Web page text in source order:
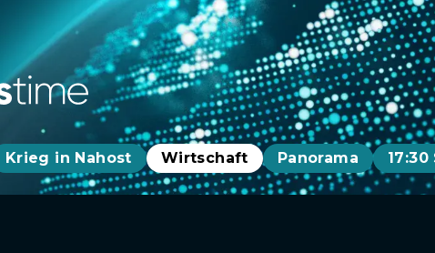
Krieg in Nahost Wirtschaft Panorama 17:30